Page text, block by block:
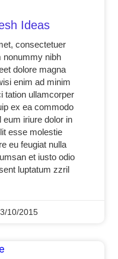
Ideas
consectetuer
nonummy nibh
dolore magna
enim ad minim
tation ullamcorper
ex ea commodo
iriure dolor in
esse molestie
eu feugiat nulla
et iusto odio
luptatum zzril
10/2015